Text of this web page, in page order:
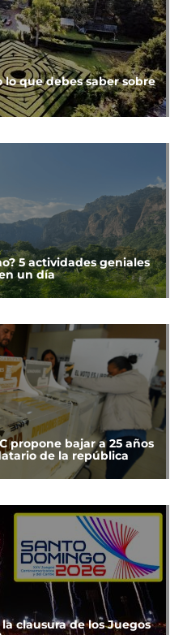
lo que debes saber sobre
5 actividades geniales
un día
propone bajar a 25 años
de la república
clausura de los Juegos